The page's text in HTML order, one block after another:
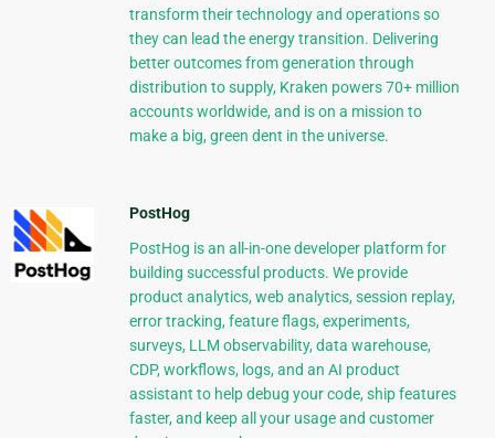
transform their technology and operations so
they can lead the energy transition. Delivering
better outcomes from generation through
distribution to supply, Kraken powers 70+ million
accounts worldwide, and is on a mission to
make a big, green dent in the universe.
PostHog
PostHog is an all-in-one developer platform for
building successful products. We provide
product analytics, web analytics, session replay,
error tracking, feature flags, experiments,
surveys, LLM observability, data warehouse,
CDP, workflows, logs, and an AI product
assistant to help debug your code, ship features
faster, and keep all your usage and customer